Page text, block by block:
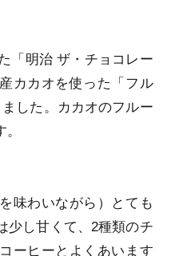
「明治 ザ・チョコレー
カカオを使った「フル
した。カカオのフルー
味わいながら）とても
少し甘くて、2種類のチ
ーヒーとよくあいます